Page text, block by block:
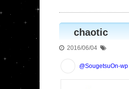
chaotic
2016/06/04
@SougetsuOn-wp